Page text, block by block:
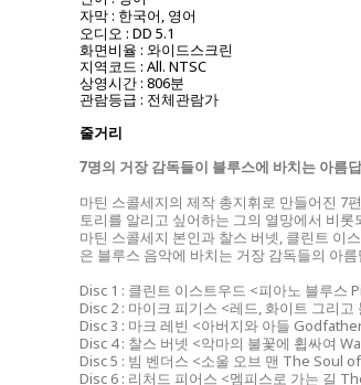
자막 : 한국어, 영어
오디오 : DD 5.1
화면비율 : 와이드스크린
지역코드 : All. NTSC
상영시간 : 806분
관람등급 : 전체관람가
줄거리
7명의 거장 감독들이 블루스에 바치는 아름
마틴 스콜세지의 제작 총지휘로 만들어진 7
토리를 알리고 싶어하는 그의 열망에서 비롯
마틴 스콜세지 본인과 찰스 버넷, 클린트 이
은 블루스 음악에 바치는 거장 감독들의 아
Disc 1 : 클린트 이스트우드 <피아노 블루스
Disc 2 : 마이크 피기스 <레드, 화이트 그리
Disc 3 : 마크 레빈 <아버지와 아들
Disc 4 : 찰스 버넷 <악마의 불꽃에 휩싸여
Disc 5 : 빔 벤더스 <소울 오브 맨 The Soul
Disc 6 : 리처드 피어스 <멤피스로 가는 길